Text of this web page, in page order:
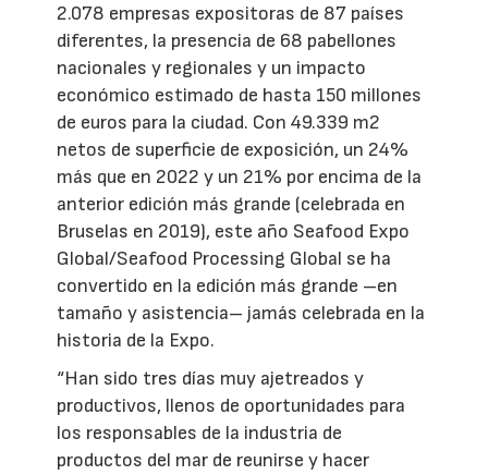
2.078 empresas expositoras de 87 países
diferentes, la presencia de 68 pabellones
nacionales y regionales y un impacto
económico estimado de hasta 150 millones
de euros para la ciudad. Con 49.339 m2
netos de superficie de exposición, un 24%
más que en 2022 y un 21% por encima de la
anterior edición más grande (celebrada en
Bruselas en 2019), este año Seafood Expo
Global/Seafood Processing Global se ha
convertido en la edición más grande –en
tamaño y asistencia– jamás celebrada en la
historia de la Expo.
“Han sido tres días muy ajetreados y
productivos, llenos de oportunidades para
los responsables de la industria de
productos del mar de reunirse y hacer